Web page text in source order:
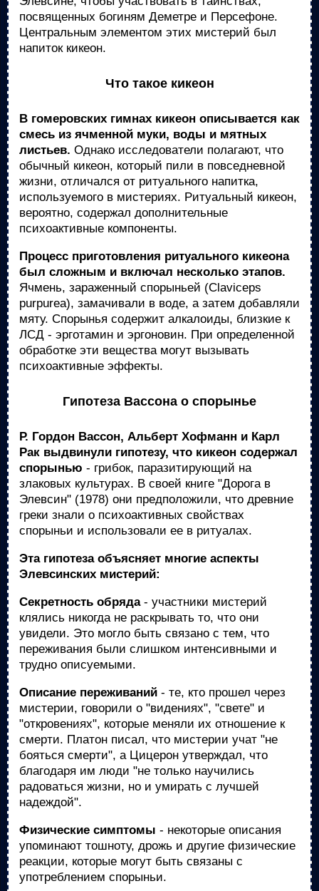
посвященных богиням Деметре и Персефоне.
Центральным элементом этих мистерий был
напиток кикеон.
Что такое кикеон
В гомеровских гимнах кикеон описывается как
смесь из ячменной муки, воды и мятных
листьев. Однако исследователи полагают, что
обычный кикеон, который пили в повседневной
жизни, отличался от ритуального напитка,
используемого в мистериях. Ритуальный кикеон,
вероятно, содержал дополнительные
психоактивные компоненты.
Процесс приготовления ритуального кикеона
был сложным и включал несколько этапов.
Ячмень, зараженный спорыньей (Claviceps
purpurea), замачивали в воде, а затем добавляли
мяту. Спорынья содержит алкалоиды, близкие к
ЛСД - эрготамин и эргоновин. При определенной
обработке эти вещества могут вызывать
психоактивные эффекты.
Гипотеза Вассона о спорынье
Р. Гордон Вассон, Альберт Хофманн и Карл
Рак выдвинули гипотезу, что кикеон содержал
спорынью - грибок, паразитирующий на
злаковых культурах. В своей книге "Дорога в
Элевсин" (1978) они предположили, что древние
греки знали о психоактивных свойствах
спорыньи и использовали ее в ритуалах.
Эта гипотеза объясняет многие аспекты
Элевсинских мистерий:
Секретность обряда- участники мистерий
клялись никогда не раскрывать то, что они
увидели. Это могло быть связано с тем, что
переживания были слишком интенсивными и
трудно описуемыми.
Описание переживаний - те, кто прошел через
мистерии, говорили о "видениях", "свете" и
"откровениях", которые меняли их отношение к
смерти. Платон писал, что мистерии учат "не
бояться смерти", а Цицерон утверждал, что
благодаря им люди "не только научились
радоваться жизни, но и умирать с лучшей
надеждой".
Физические симптомы - некоторые описания
упоминают тошноту, дрожь и другие физические
реакции, которые могут быть связаны с
употреблением спорыньи.